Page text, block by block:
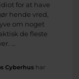
for at have
hende vred,
om noget
de fleste
...
Cyberhushar